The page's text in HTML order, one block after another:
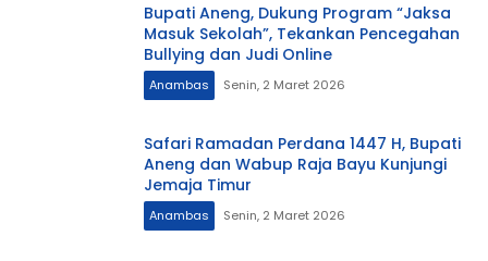
Bupati Aneng, Dukung Program “Jaksa
Masuk Sekolah”, Tekankan Pencegahan
Bullying dan Judi Online
Anambas Senin, 2 Maret 2026
Safari Ramadan Perdana 1447 H, Bupati
Aneng dan Wabup Raja Bayu Kunjungi
Jemaja Timur
Anambas Senin, 2 Maret 2026